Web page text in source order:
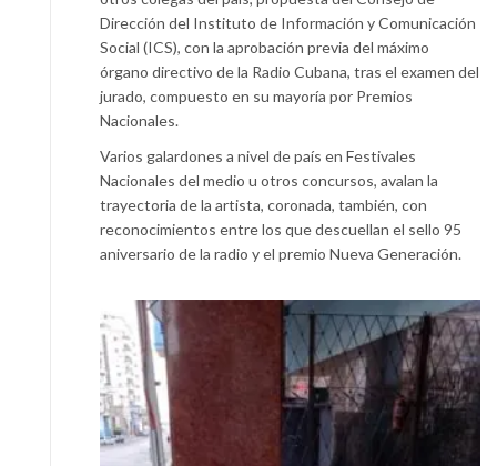
Dirección del Instituto de Información y Comunicación
Social (ICS), con la aprobación previa del máximo
órgano directivo de la Radio Cubana, tras el examen del
jurado, compuesto en su mayoría por Premios
Nacionales.
Varios galardones a nivel de país en Festivales
Nacionales del medio u otros concursos, avalan la
trayectoria de la artista, coronada, también, con
reconocimientos entre los que descuellan el sello 95
aniversario de la radio y el premio Nueva Generación.